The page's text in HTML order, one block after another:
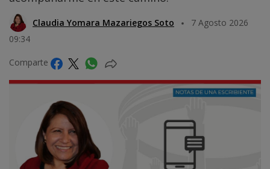
Claudia Yomara Mazariegos Soto
7 Agosto 2026
09:34
Comparte